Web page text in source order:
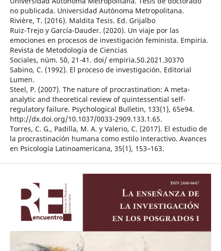
no publicada. Universidad Autónoma Metropolitana.
Rivière, T. (2016). Maldita Tesis. Ed. Grijalbo
Ruiz-Trejo y García-Dauder. (2020). Un viaje por las
emociones en procesos de investigación feminista. Empiria.
Revista de Metodología de Ciencias
Sociales, núm. 50, 21-41. doi/ empiria.50.2021.30370
Sabino, C. (1992). El proceso de investigación. Editorial
Lumen.
Steel, P. (2007). The nature of procrastination: A meta-
analytic and theoretical review of quintessential self-
regulatory failure. Psychological Bulletin, 133(1), 65e94.
http://dx.doi.org/10.1037/0033-2909.133.1.65.
Torres, C. G., Padilla, M. A. y Valerio, C. (2017). El estudio de
la procrastinación humana como estilo interactivo. Avances
en Psicología Latinoamericana, 35(1), 153–163.